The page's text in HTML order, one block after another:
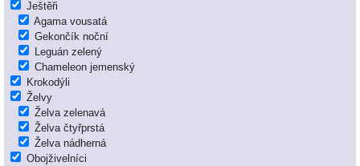
Ještěři
Agama vousatá
Gekončík noční
Leguán zelený
Chameleon jemenský
Krokodýli
Želvy
Želva zelenavá
Želva čtyřprstá
Želva nádherná
Obojživelníci